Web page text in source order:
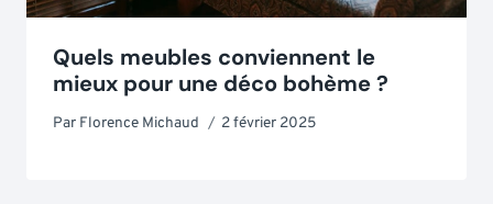
Quels meubles conviennent le
mieux pour une déco bohème ?
Par Florence Michaud 2 février 2025